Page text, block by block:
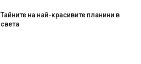
Тайните на най-красивите планини в
света